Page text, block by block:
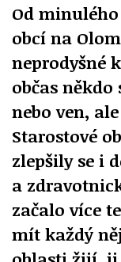
Od
obcí na
neprodyšné
občas
nebo ven,
Starostové
zlepšily se i
a
začalo více
mít každý